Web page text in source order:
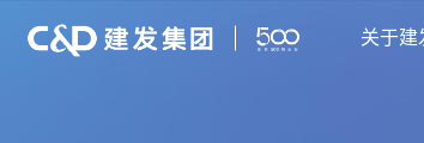
关于建